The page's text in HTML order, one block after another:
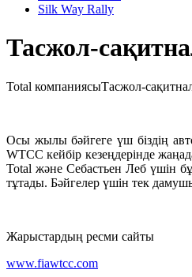
Silk Way Rally
Тасжол-
Total компаниясыТасжол-
Осы жылы бәйгеге үш біздің
WTCC кейбір кезеңдерінде
Total және Себастьен Леб үшін
тұтады. Бәйгелер үшін тек
Жарыстардың ресми сайты
www.fiawtcc.com